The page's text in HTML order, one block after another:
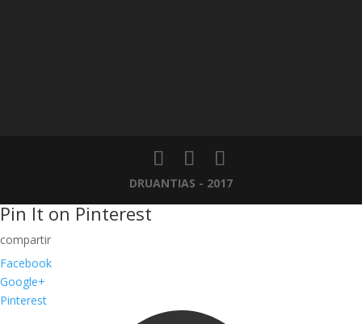
DRUANTIAS - 2017
Pin It on Pinterest
Facebook
Google+
Pinterest